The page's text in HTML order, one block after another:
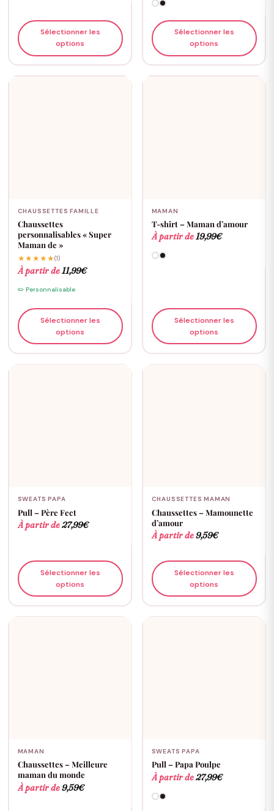
Sélectionner les
options
Sélectionner les
options
CHAUSSETTES FAMILLE
Chaussettes
personnalisables « Super
Maman de »
★★★★★(1)
À partir de11,99€
✏️ Personnalisable
Sélectionner les
options
MAMAN
T-shirt – Maman d’amour
À partir de19,99€
Sélectionner les
options
SWEATS PAPA
Pull – Père Fect
À partir de27,99€
Sélectionner les
options
CHAUSSETTES MAMAN
Chaussettes – Mamounette
d’amour
À partir de9,59€
Sélectionner les
options
MAMAN
Chaussettes – Meilleure
maman du monde
À partir de9,59€
SWEATS PAPA
Pull – Papa Poulpe
À partir de27,99€